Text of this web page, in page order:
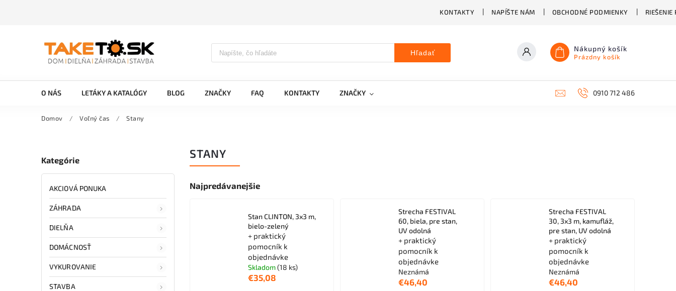
KONTAKTY NAPÍŠTE NÁM OBCHODNÉ PODMIENKY RIEŠENIE
Hľadať Nákupný košík
Prázdny košík
O NÁS LETÁKY A KATALÓGY BLOG ZNAČKY FAQ KONTAKTY ZNAČKY 0910 712 486
Domov / Voľný čas / Stany
Kategórie
AKCIOVÁ PONUKA
ZÁHRADA
DIELŇA
DOMÁCNOSŤ
VYKUROVANIE
STAVBA
STANY
Najpredávanejšie
Stan CLINTON, 3x3 m,
bielo-zelený
+ praktický
pomocník k
objednávke
Skladom(18 ks)
€35,08
Strecha FESTIVAL
60, biela, pre stan,
UV odolná
+ praktický
pomocník k
objednávke
Neznámá
€46,40
Strecha FESTIVAL
30, 3x3 m, kamufláž,
pre stan, UV odolná
+ praktický
pomocník k
objednávke
Neznámá
€46,40